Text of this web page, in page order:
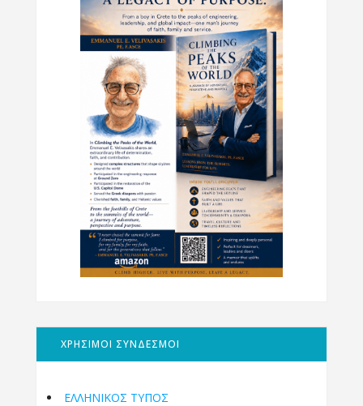
ΧΡΗΣΙΜΟΙ ΣΥΝΔΕΣΜΟΙ
ΕΛΛΗΝΙΚΟΣ ΤΥΠΟΣ